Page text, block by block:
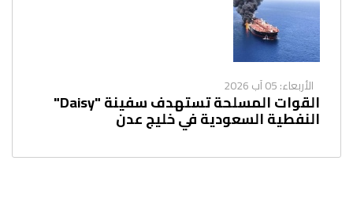
الأربعاء: 05 آب 2026
القوات المسلحة تستهدف سفينة "Daisy"
النفطية السعودية في خليج عدن